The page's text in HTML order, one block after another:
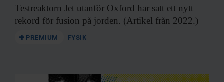
Testreaktorn Jet utanför Oxford har satt ett nytt
rekord för fusion på jorden. (Artikel från 2022.)
PREMIUM FYSIK